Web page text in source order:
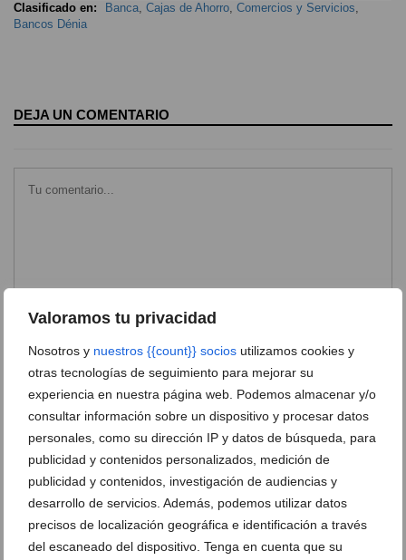
Valoramos tu privacidad
Nosotros y nuestros {{count}} socios utilizamos cookies y
otras tecnologías de seguimiento para mejorar su
experiencia en nuestra página web. Podemos almacenar y/o
consultar información sobre un dispositivo y procesar datos
personales, como su dirección IP y datos de búsqueda, para
publicidad y contenidos personalizados, medición de
publicidad y contenidos, investigación de audiencias y
desarrollo de servicios. Además, podemos utilizar datos
precisos de localización geográfica e identificación a través
del escaneado del dispositivo. Tenga en cuenta que su
Clasificado en:
Banca, Cajas de Ahorro, Comercios y Servicios,
Bancos Dénia
DEJA UN COMENTARIO